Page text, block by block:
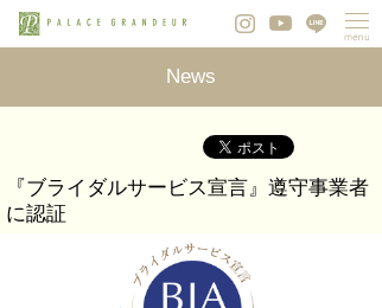
News
『ブライダルサービス宣言』遵守事業者
に認証